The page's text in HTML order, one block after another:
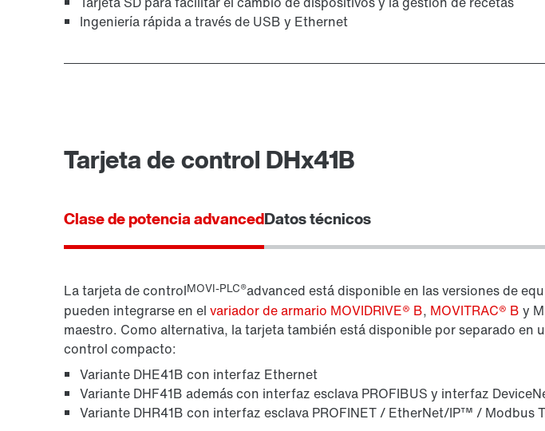
Ingeniería rápida a través de USB y Ethernet
Tarjeta de control DHx41B
Clase de potencia advancedDatos técnicos
La tarjeta de controlMOVI-PLC®advanced está disponible en las versiones de
pueden integrarse en el variador de armario MOVIDRIVE® B, MOVITRAC® B y
maestro. Como alternativa, la tarjeta también está disponible por separado en
control compacto:
Variante DHE41B con interfaz Ethernet
Variante DHF41B además con interfaz esclava PROFIBUS y interfaz
Variante DHR41B con interfaz esclava PROFINET / EtherNet/IP™ / Modbus